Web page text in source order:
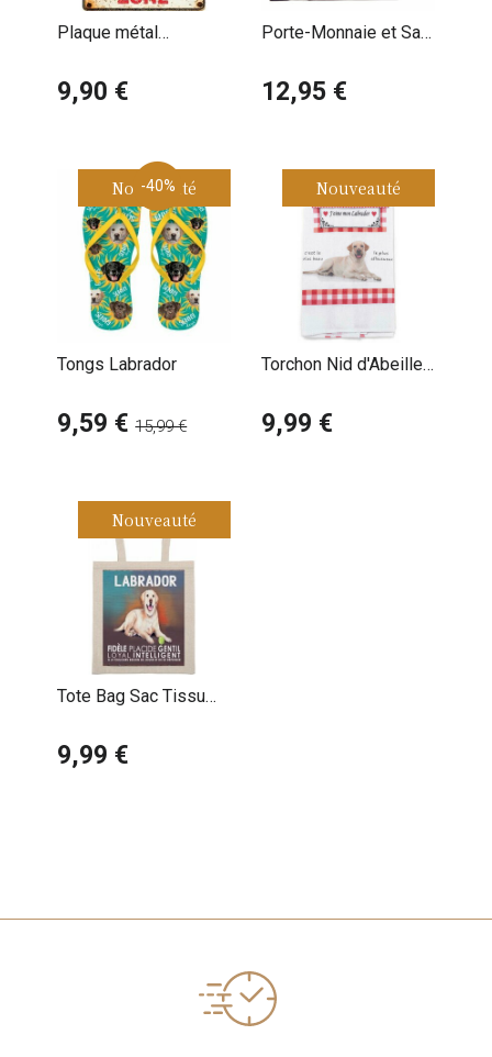
Plaque métal
Labrador Danger
9,90 €
Porte-Monnaie et Sac
Labrador Sable
12,95 €
-40%
Nouveauté
Tongs Labrador
9,59 € 15,99 €
Nouveauté
Torchon Nid d'Abeille
Sable
9,99 €
Nouveauté
Tote Bag Sac Tissu
9,99 €